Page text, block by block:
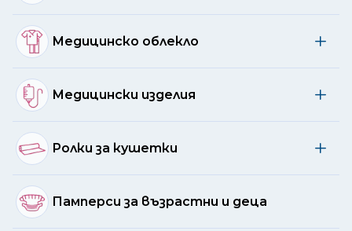
Медицинско облекло
Медицински изделия
Ролки за кушетки
Памперси за възрастни и деца